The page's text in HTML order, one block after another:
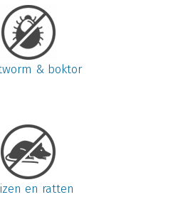
& boktor
en ratten